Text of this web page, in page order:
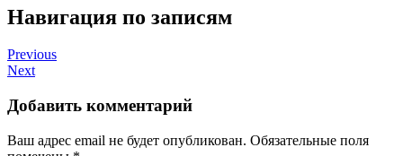
Навигация по записям
Previous
Next
Добавить комментарий
Ваш адрес email не будет опубликован. Обязательные поля